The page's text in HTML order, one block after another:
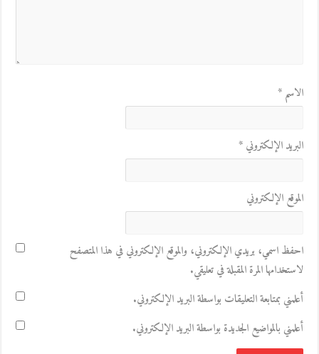
الاسم*
البريد الإلكتروني*
الموقع الإلكتروني
احفظ اسمي، بريدي الإلكتروني، والموقع الإلكتروني في هذا المتصفح
لاستخدامها المرة المقبلة في تعليقي.
أعلمني بمتابعة التعليقات بواسطة البريد الإلكتروني.
أعلمني بالمواضيع الجديدة بواسطة البريد الإلكتروني.